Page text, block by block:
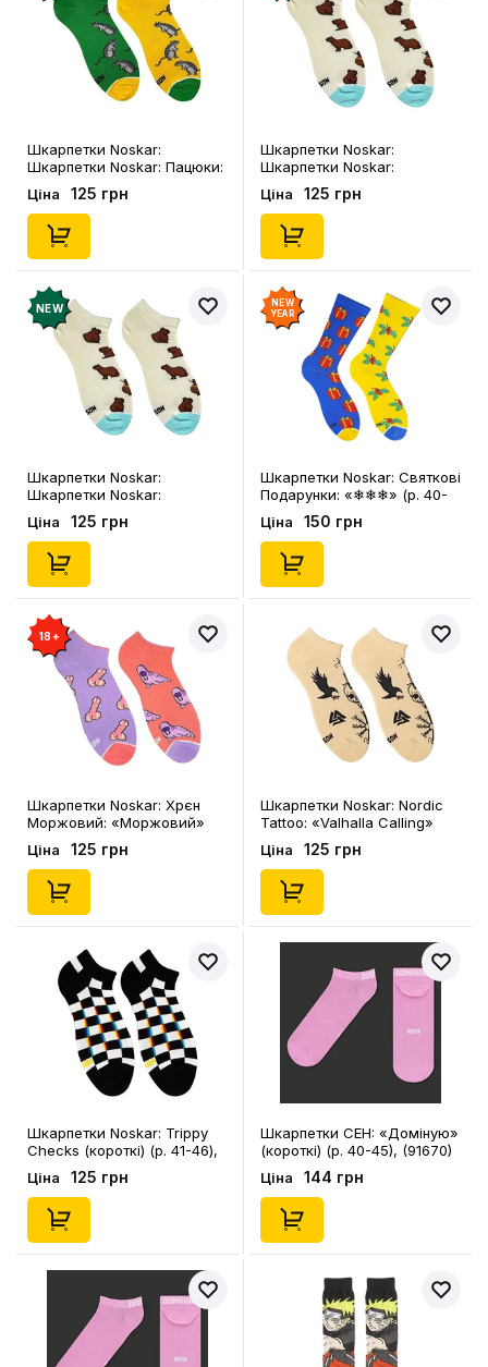
Шкарпетки Noskar:
Шкарпетки Noskar: Пацюки:
«Ля Ти Криса» (короткі) (р.
36-40), (91678)
Ціна 125 грн
Шкарпетки Noskar:
Шкарпетки Noskar:
Капібари: «Капібара»
(короткі) (р. 41-46), (91677)
Ціна 125 грн
NEW
Шкарпетки Noskar:
Шкарпетки Noskar:
Капібари: «Капібара»
(короткі) (р. 36-40), (91676)
Ціна 125 грн
NEW
YEAR
Шкарпетки Noskar: Святкові
Подарунки: «❄❄❄» (р. 40-
45), (91471)
Ціна 150 грн
18+
Шкарпетки Noskar: Хрєн
Моржовий: «Моржовий»
(короткі) (р. 41-45), (91674)
Ціна 125 грн
Шкарпетки Noskar: Nordic
Tattoo: «Valhalla Calling»
(короткі) (р. 41-46), (91671)
Ціна 125 грн
Шкарпетки Noskar: Trippy
Checks (короткі) (р. 41-46),
(91672)
Ціна 125 грн
Шкарпетки CEH: «Доміную‎»
(короткі) (р. 40-45), (91670)
Ціна 144 грн